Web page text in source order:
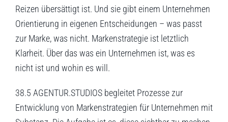
Reizen übersättigt ist. Und sie gibt einem Unternehmen
Orientierung in eigenen Entscheidungen – was passt
zur Marke, was nicht. Markenstrategie ist letztlich
Klarheit. Über das was ein Unternehmen ist, was es
nicht ist und wohin es will.
38.5 AGENTUR.STUDIOS begleitet Prozesse zur
Entwicklung von Markenstrategien für Unternehmen mit